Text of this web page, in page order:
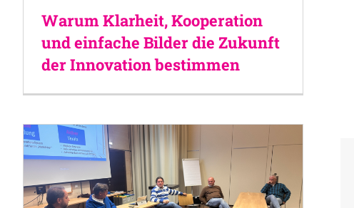
Warum Klarheit, Kooperation
und einfache Bilder die Zukunft
der Innovation bestimmen